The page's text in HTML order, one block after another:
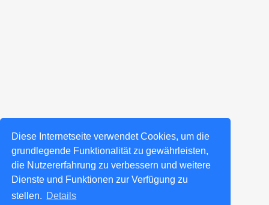
Diese Internetseite verwendet Cookies, um die
grundlegende Funktionalität zu gewährleisten,
die Nutzererfahrung zu verbessern und weitere
Dienste und Funktionen zur Verfügung zu
stellen. Details